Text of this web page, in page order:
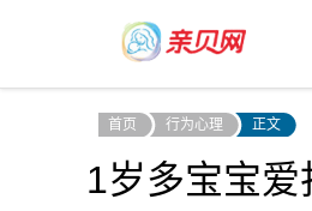
首页 行为心理 正文
1岁多宝宝